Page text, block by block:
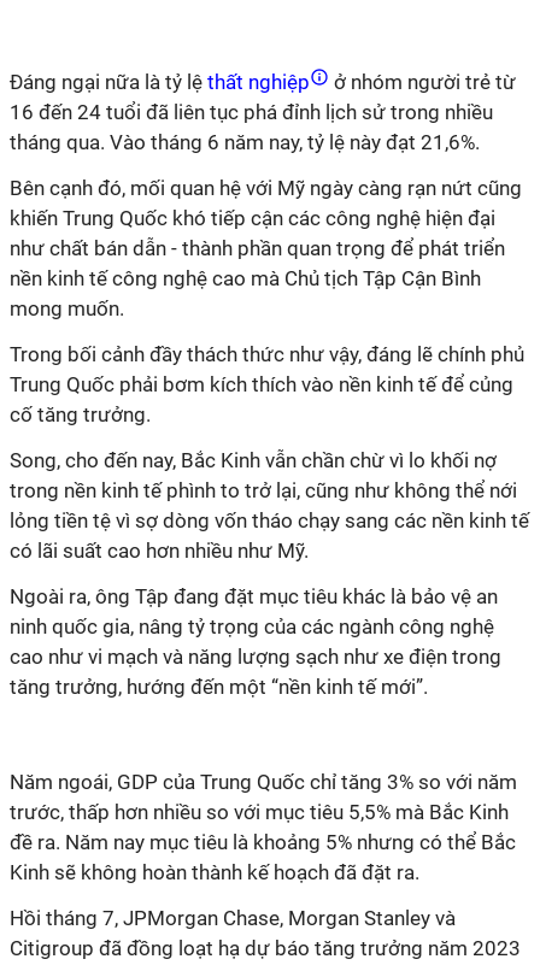
Đáng ngại nữa là tỷ lệ thất nghiệp
ở nhóm người trẻ từ
16 đến 24 tuổi đã liên tục phá đỉnh lịch sử trong nhiều
tháng qua. Vào tháng 6 năm nay, tỷ lệ này đạt 21,6%.
Bên cạnh đó, mối quan hệ với Mỹ ngày càng rạn nứt cũng
khiến Trung Quốc khó tiếp cận các công nghệ hiện đại
như chất bán dẫn - thành phần quan trọng để phát triển
nền kinh tế công nghệ cao mà Chủ tịch Tập Cận Bình
mong muốn.
Trong bối cảnh đầy thách thức như vậy, đáng lẽ chính phủ
Trung Quốc phải bơm kích thích vào nền kinh tế để củng
cố tăng trưởng.
Song, cho đến nay, Bắc Kinh vẫn chần chừ vì lo khối nợ
trong nền kinh tế phình to trở lại, cũng như không thể nới
lỏng tiền tệ vì sợ dòng vốn tháo chạy sang các nền kinh tế
có lãi suất cao hơn nhiều như Mỹ.
Ngoài ra, ông Tập đang đặt mục tiêu khác là bảo vệ an
ninh quốc gia, nâng tỷ trọng của các ngành công nghệ
cao như vi mạch và năng lượng sạch như xe điện trong
tăng trưởng, hướng đến một “nền kinh tế mới”.
Năm ngoái, GDP của Trung Quốc chỉ tăng 3% so với năm
trước, thấp hơn nhiều so với mục tiêu 5,5% mà Bắc Kinh
đề ra. Năm nay mục tiêu là khoảng 5% nhưng có thể Bắc
Kinh sẽ không hoàn thành kế hoạch đã đặt ra.
Hồi tháng 7, JPMorgan Chase, Morgan Stanley và
Citigroup đã đồng loạt hạ dự báo tăng trưởng năm 2023